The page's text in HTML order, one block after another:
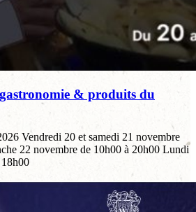
& produits du
Vendredi 20 et samedi 21 novembre
22 novembre de 10h00 à 20h00 Lundi